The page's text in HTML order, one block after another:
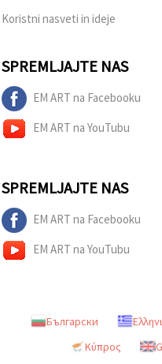
Koristni nasveti in ideje
SPREMLJAJTE NAS
EM ART na Facebooku
EM ART na YouTubu
SPREMLJAJTE NAS
EM ART na Facebooku
EM ART na YouTubu
Български
Κύπρος